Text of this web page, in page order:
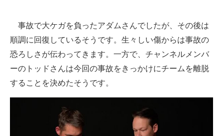
事故で大ケガを負ったアダムさんでしたが、その後は
順調に回復しているそうです。生々しい傷からは事故の
恐ろしさが伝わってきます。一方で、チャンネルメンバ
ーのトッドさんは今回の事故をきっかけにチームを離脱
することを決めたそうです。